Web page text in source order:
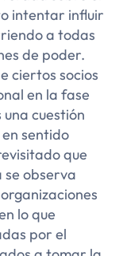
intentar influir
a todas
de poder.
ciertos socios
en la fase
cuestión
sentido
que
observa
lo que
por el